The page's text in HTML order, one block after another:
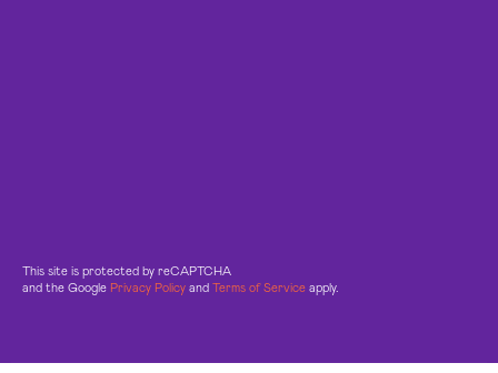
This site is protected by reCAPTCHA
and the Google Privacy Policy and Terms of Service apply.